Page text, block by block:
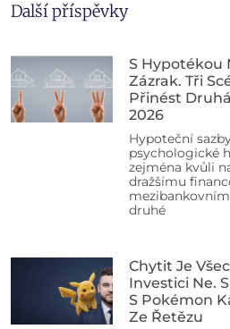
Další příspěvky
S Hypotékou
Zázrak. Tři
Přinést
2026
Hypoteční
psychologické
zejména kvůli
dražšímu
druhé
Chytit Je
Investici Ne.
S Pokémon
Ze Řetězu